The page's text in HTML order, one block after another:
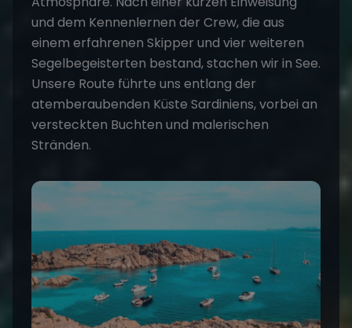
und dem Kennenlernen der Crew, die aus
einem erfahrenen Skipper und vier weiteren
Segelbegeisterten bestand, stachen wir in See.
Unsere Route führte uns entlang der
atemberaubenden Küste Sardiniens, vorbei an
versteckten Buchten und malerischen
Stränden.